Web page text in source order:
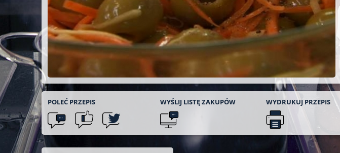
POLEĆ PRZEPIS WYŚLIJ LISTĘZAKUPÓW WYDRUKUJ PRZEPIS